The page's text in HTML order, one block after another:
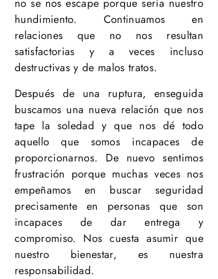
hundimiento. Continuamos en
relaciones que no nos resultan
satisfactorias y a veces incluso
destructivas y de malos tratos.
Después de una ruptura, enseguida
buscamos una nueva relación que nos
tape la soledad y que nos dé todo
aquello que somos incapaces de
proporcionarnos. De nuevo sentimos
frustración porque muchas veces nos
empeñamos en buscar seguridad
precisamente en personas que son
incapaces de dar entrega y
compromiso. Nos cuesta asumir que
nuestro bienestar, es nuestra
responsabilidad.